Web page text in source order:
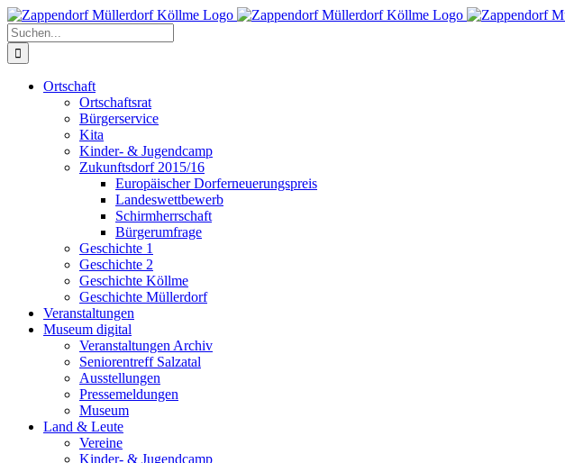
Zum
Inhalt
springen
Suche
nach:
Ortschaft
Ortschaftsrat
Bürgerservice
Kita
Kinder- & Jugendcamp
Zukunftsdorf 2015/16
Europäischer Dorferneuerungspreis
Landeswettbewerb
Schirmherrschaft
Bürgerumfrage
Geschichte 1
Geschichte 2
Geschichte Köllme
Geschichte Müllerdorf
Veranstaltungen
Museum digital
Veranstaltungen Archiv
Seniorentreff Salzatal
Ausstellungen
Pressemeldungen
Museum
Land & Leute
Vereine
Kinder- & Jugendcamp